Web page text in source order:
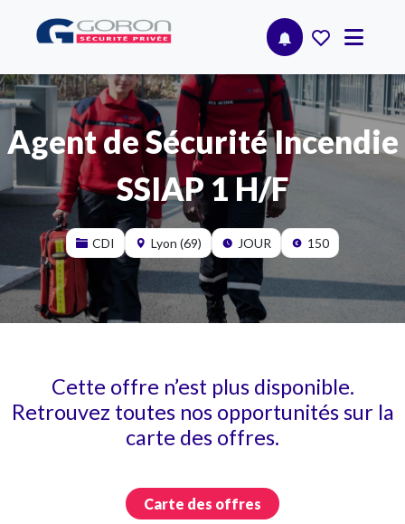
Agent de Sécurité Incendie
SSIAP 1 H/F
CDI Lyon (69) JOUR 150
Cette offre n’est plus disponible.
Retrouvez toutes nos opportunités sur la
carte des offres.
Carte des offres